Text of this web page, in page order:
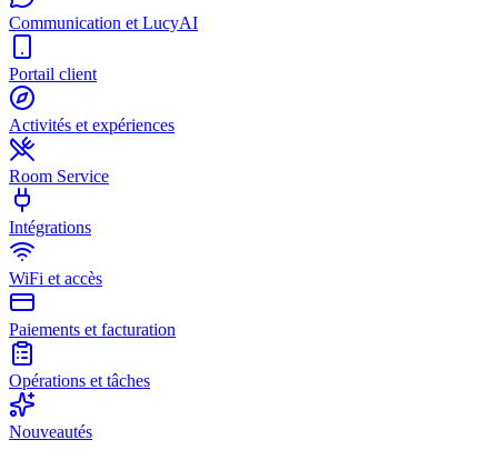
Communication et LucyAI
Portail client
Activités et expériences
Room Service
Intégrations
WiFi et accès
Paiements et facturation
Opérations et tâches
Nouveautés